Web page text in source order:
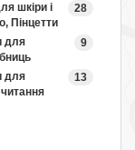
28
шкіри і
Пінцетти
9
для
13
для